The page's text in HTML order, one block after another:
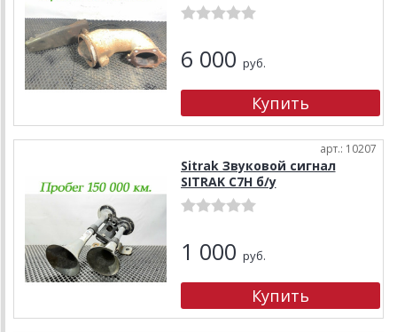
6 000 руб.
арт.: 10207
Sitrak Звуковой сигнал
SITRAK C7H б/у
1 000 руб.